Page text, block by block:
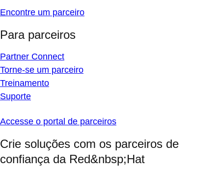
Encontre um parceiro
Para parceiros
Partner Connect
Torne-se um parceiro
Treinamento
Suporte
Accesse o portal de parceiros
Crie soluções com os parceiros de
confiança da Red&nbsp;Hat